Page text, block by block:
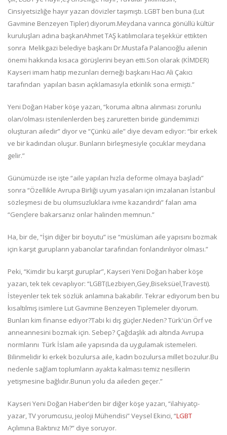
Cinsiyetsizliğe hayır yazan dövizler taşımıştı. LGBT ben buna (Lut
Gavmine Benzeyen Tipler) diyorum.Meydana varınca gönüllü kültür
kuruluşları adına başkanAhmet TAŞ katılımcılara teşekkür ettikten
sonra Melikgazi belediye başkanı Dr.Mustafa Palancıoğlu ailenin
önemi hakkında kısaca görüşlerini beyan etti.Son olarak (KİMDER)
Kayseri imam hatip mezunları derneği başkanı Hacı Ali Çakıcı
tarafından yapılan basın açıklamasıyla etkinlik sona ermişti.”
Yeni Doğan Haber köşe yazarı, “koruma altına alınması zorunlu
olan/olması istenilenlerden beş zaruretten biride gündemimizi
oluşturan ailedir” diyor ve “Çünkü aile” diye devam ediyor: “bir erkek
ve bir kadından oluşur. Bunların birleşmesiyle çocuklar meydana
gelir.”
Günümüzde ise işte “aile yapıları hızla deforme olmaya başladı”
sonra “Özellikle Avrupa Birliği uyum yasaları için imzalanan İstanbul
sözleşmesi de bu olumsuzluklara ivme kazandırdı” falan ama
“Gençlere bakarsanız onlar halinden memnun.”
Ha, bir de, “İşin diğer bir boyutu” ise “müslüman aile yapısını bozmak
için karşıt gurupların yabancılar tarafından fonlandırılıyor olması.”
Peki, “Kimdir bu karşıt guruplar”, Kayseri Yeni Doğan haber köşe
yazarı, tek tek cevaplıyor: “LGBT(Lezbiyen,Gey,Biseksüel,Travesti).
İsteyenler tek tek sözlük anlamına bakabilir. Tekrar ediyorum ben bu
kısaltılmış isimlere Lut Gavmine Benzeyen Tiplemeler diyorum.
Bunları kim finanse ediyor?Tabi ki dış güçler.Neden? Türk'ün Örf ve
anneannesini bozmak için. Sebep? Çağdaşlık adı altında Avrupa
normlarını Türk İslam aile yapısında da uygulamak istemeleri.
Bilinmelidir ki erkek bozulursa aile, kadın bozulursa millet bozulur.Bu
nedenle sağlam toplumların ayakta kalması temiz nesillerin
yetişmesine bağlıdır.Bunun yolu da aileden geçer.”
Kayseri Yeni Doğan Haber’den bir diğer köşe yazarı, “ilahiyatçı-
yazar, TV yorumcusu, jeoloji Mühendisi” Veysel Ekinci, “LGBT
Açılımına Baktınız Mı?” diye soruyor.